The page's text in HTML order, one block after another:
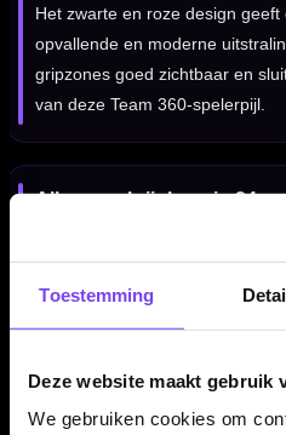
Toestemming
Deze website maakt gebruik
We gebruiken cookies om
Het zwarte en roze design
opvallende en moderne
gripzones goed zichtbaar en
van deze Team 360-spelerpijl.
Alleen verkrijgbaar in 24
De Winmau Team 360
mm en een barrel width van 6.50
Compleet geleverd met
flights